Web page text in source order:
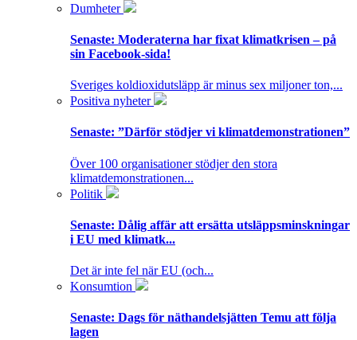
Dumheter
Senaste: Moderaterna har fixat klimatkrisen – på
sin Facebook-sida!
Sveriges koldioxidutsläpp är minus sex miljoner ton,...
Positiva nyheter
Senaste: ”Därför stödjer vi klimatdemonstrationen”
Över 100 organisationer stödjer den stora
klimatdemonstrationen...
Politik
Senaste: Dålig affär att ersätta utsläppsminskningar
i EU med klimatk...
Det är inte fel när EU (och...
Konsumtion
Senaste: Dags för näthandelsjätten Temu att följa
lagen